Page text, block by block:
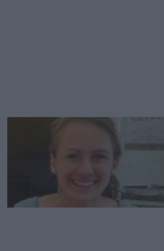
Κυψέλη: Τα δύο